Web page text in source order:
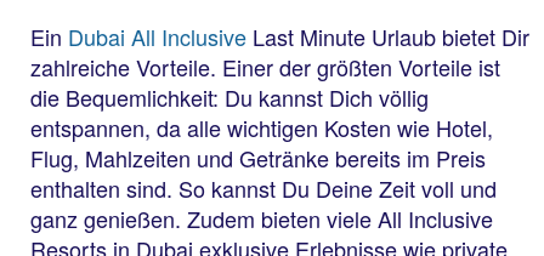
Ein Dubai All Inclusive Last Minute Urlaub bietet Dir
zahlreiche Vorteile. Einer der größten Vorteile ist
die Bequemlichkeit: Du kannst Dich völlig
entspannen, da alle wichtigen Kosten wie Hotel,
Flug, Mahlzeiten und Getränke bereits im Preis
enthalten sind. So kannst Du Deine Zeit voll und
ganz genießen. Zudem bieten viele All Inclusive
Resorts in Dubai exklusive Erlebnisse wie private